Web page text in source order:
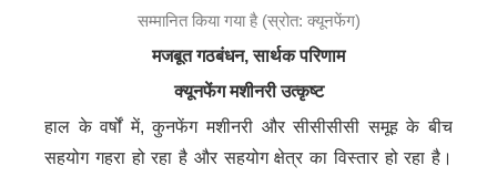
सम्मानित किया गया है (स्रोत: क्यूनफेंग)
मजबूत गठबंधन, सार्थक परिणाम
क्यूनफेंग मशीनरी उत्कृष्ट
हाल के वर्षों में, कुनफेंग मशीनरी और सीसीसीसी समूह के बीच
सहयोग गहरा हो रहा है और सहयोग क्षेत्र का विस्तार हो रहा है।